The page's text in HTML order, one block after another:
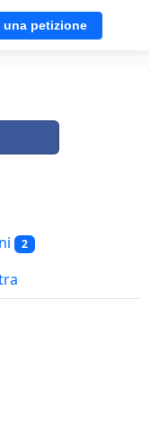
una petizione
2